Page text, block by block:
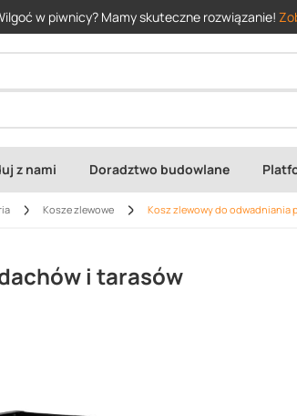
w piwnicy? Mamy skuteczne rozwiązanie!
z nami Doradztwo budowlane
Kosze zlewowe Kosz zlewowy do odwadniania
i tarasów